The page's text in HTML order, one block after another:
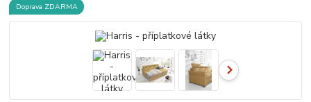
Doprava ZDARMA